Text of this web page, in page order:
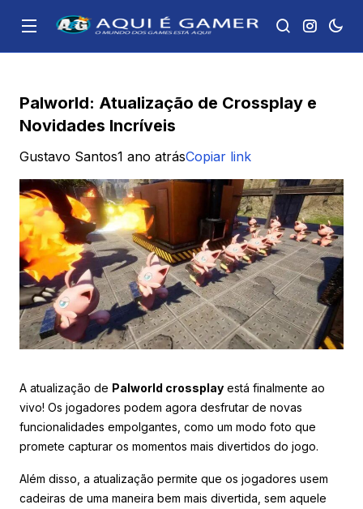
Palworld: Atualização de Crossplay e
Novidades Incríveis
Gustavo Santos1 ano atrásCopiar link
A atualização de Palworld crossplay está finalmente ao
vivo! Os jogadores podem agora desfrutar de novas
funcionalidades empolgantes, como um modo foto que
promete capturar os momentos mais divertidos do jogo.
Além disso, a atualização permite que os jogadores usem
cadeiras de uma maneira bem mais divertida, sem aquele